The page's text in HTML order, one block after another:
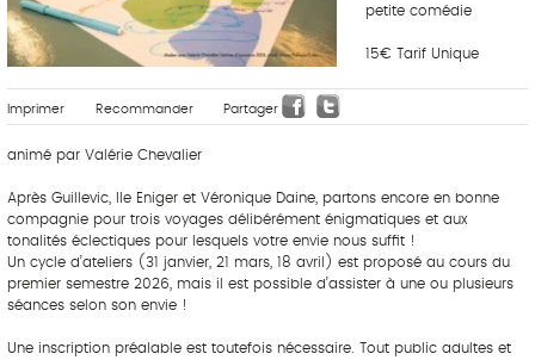
petite comédie
15€ Tarif Unique
Imprimer Recommander Partager
animé par Valérie Chevalier
Après Guillevic, Ile Eniger et Véronique Daine, partons encore en bonne
compagnie pour trois voyages délibérément énigmatiques et aux
tonalités éclectiques pour lesquels votre envie nous suffit !
Un cycle d’ateliers (31 janvier, 21 mars, 18 avril) est proposé au cours du
premier semestre 2026, mais il est possible d’assister à une ou plusieurs
séances selon son envie !
Une inscription préalable est toutefois nécessaire. Tout public adultes et